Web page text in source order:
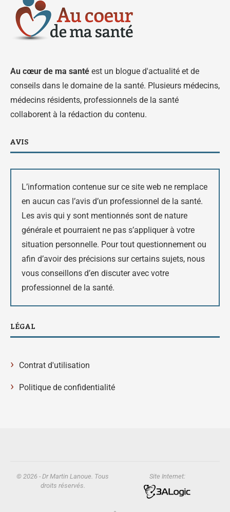
Au cœur de ma santé est un blogue d'actualité et de
conseils dans le domaine de la santé. Plusieurs médecins,
médecins résidents, professionnels de la santé
collaborent à la rédaction du contenu.
AVIS
L’information contenue sur ce site web ne remplace
en aucun cas l’avis d’un professionnel de la santé.
Les avis qui y sont mentionnés sont de nature
générale et pourraient ne pas s’appliquer à votre
situation personnelle. Pour tout questionnement ou
afin d’avoir des précisions sur certains sujets, nous
vous conseillons d’en discuter avec votre
professionnel de la santé.
LÉGAL
› Contrat d'utilisation
› Politique de confidentialité
© 2026 - Dr Martin Lanoue. Tous
droits réservés.
Site Internet: